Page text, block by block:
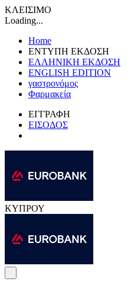
ΚΛΕΙΣΙΜΟ
Loading...
Home
ΕΝΤΥΠΗ ΕΚΔΟΣΗ
ΕΛΛΗΝΙΚΗ ΕΚΔΟΣΗ
ENGLISH EDITION
γαστρονόμος
Φαρμακεία
ΕΓΓΡΑΦΗ
ΕΙΣΟΔΟΣ
ΚΥΠΡΟΥ